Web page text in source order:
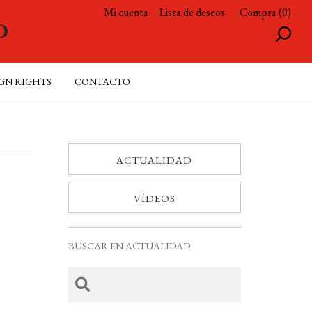
Mi cuenta Lista de deseos Compra (0)
RIGHTS CONTACTO
ACTUALIDAD
VÍDEOS
BUSCAR EN ACTUALIDAD